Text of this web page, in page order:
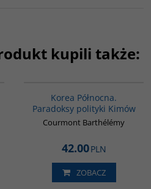
kupili także:
Korea Północna.
Paradoksy polityki Kimów
Courmont Barthélémy
42.00PLN
ZOBACZ